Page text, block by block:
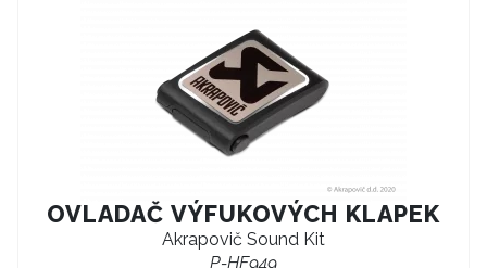
OVLADAČ VÝFUKOVÝCH KLAPEK
Akrapovič Sound Kit
P-HF949